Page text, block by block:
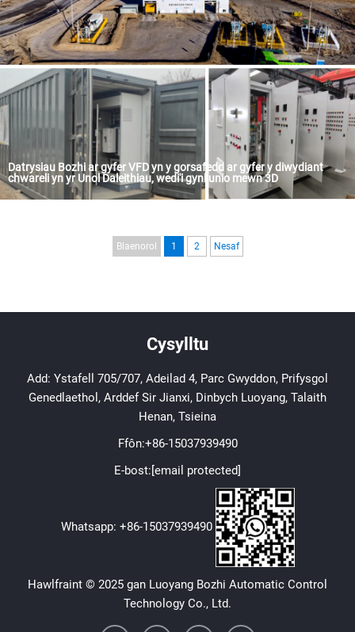
Datrysiau Bozhi ar gyfer VFD yn y gorsafedd ar gyfer y diwydiant
chwareli yn yr Unol Daleithiau, wedi'i gynllunio mewn 3D
Blaenorol 1 2 Nesaf
Cysylltu
Add: Ystafell 705/707, Adeilad 4, Parc Gwyddon, Prifysgol
Genedlaethol, Arddef Sir Jianxi, Dinbych Luoyang, Talaith
Henan, Tsieina
Ffôn:+86-15037939490
E-bost:[email protected]
Whatsapp: +86-15037939490
Hawlfraint © 2025 gan Luoyang Bozhi Automatic Control
Technology Co., Ltd.